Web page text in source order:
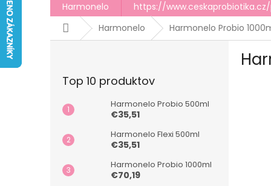
Harmonelo https://
DomovHarmonelo Harmonelo Probio
Top 10 produktov
Harmonelo Probio 500ml
€35,51
Harmonelo Flexi 500ml
€35,51
Harmonelo Probio 1000ml
€70,19